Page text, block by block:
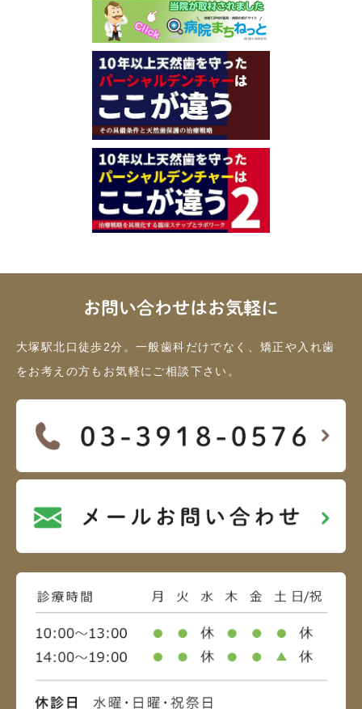
お問い合わせはお気軽に
大塚駅北口徒歩2分。一般歯科だけでなく、矯正や入れ歯
をお考えの方もお気軽にご相談下さい。